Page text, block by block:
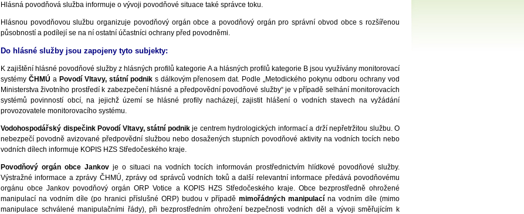
Hlásná povodňová služba informuje o vývoji povodňové situace také správce toku.
Hlásnou povodňovou službu organizuje povodňový orgán obce a povodňový orgán pro správní obvod obce s rozšířenou
působností a podílejí se na ní ostatní účastníci ochrany před povodněmi.
Do hlásné služby jsou zapojeny tyto subjekty:
K zajištění hlásné povodňové služby z hlásných profilů kategorie A a hlásných profilů kategorie B jsou využívány monitorovací
systémy ČHMÚ a Povodí Vltavy, státní podniks dálkovým přenosem dat. Podle „Metodického pokynu odboru ochrany vod
Ministerstva životního prostředí k zabezpečení hlásné a předpovědní povodňové služby“ je v případě selhání monitorovacích
systémů povinností obcí, na jejichž území se hlásné profily nacházejí, zajistit hlášení o vodních stavech na vyžádání
provozovatele monitorovacího systému.
Vodohospodářský dispečink Povodí Vltavy, státní podnikje centrem hydrologických informací a drží nepřetržitou službu. O
nebezpečí povodně avizované předpovědní službou nebo dosažených stupních povodňové aktivity na vodních tocích nebo
vodních dílech informuje KOPIS HZS Středočeského kraje.
Povodňový orgán obce Jankov je o situaci na vodních tocích informován prostřednictvím hlídkové povodňové služby.
Výstražné informace a zprávy ČHMÚ, zprávy od správců vodních toků a další relevantní informace předává povodňovému
orgánu obce Jankov povodňový orgán ORP Votice a KOPIS HZS Středočeského kraje. Obce bezprostředně ohrožené
manipulací na vodním díle (po hranici příslušné ORP) budou v případěmimořádných manipulací na vodním díle (mimo
manipulace schválené manipulačními řády), při bezprostředním ohrožení bezpečnosti vodních děl a vývoji směřujícím k